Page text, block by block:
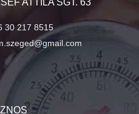
ATTILA SGT. 63
30 217 8515